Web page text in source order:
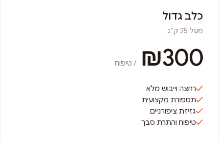
כלב גדול
מעל 25 ק"ג
₪300 / טיפוח
רחצה וייבוש מלא
תספורת מקצועית
גזיזת ציפורניים
טיפוח והתרת סבך